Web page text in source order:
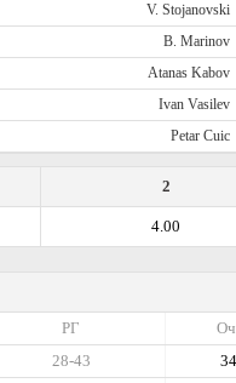
V. Stojanovski
B. Marinov
Atanas Kabov
Ivan Vasilev
Petar Cuic
2
4.00
РГ
34
28-43